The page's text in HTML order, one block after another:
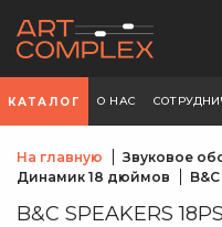
КАТАЛОГ О НАС
На главную Звуковое
Динамик 18 дюймов
B&C SPEAKERS